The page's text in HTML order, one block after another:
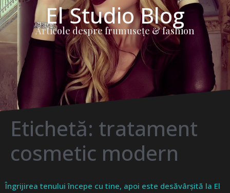
El Studio Blog
Articole despre frumuseţe & fashion
Etichetă: tratament
cosmetic modern
Îngrijirea tenului începe cu tine, apoi este desăvârșită la El